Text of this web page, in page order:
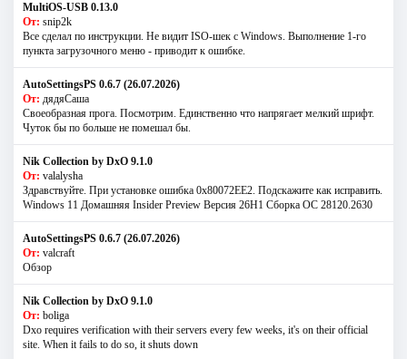
MultiOS-USB 0.13.0
От: snip2k
Все сделал по инструкции. Не видит ISO-шек с Windows. Выполнение 1-го
пункта загрузочного меню - приводит к ошибке.
AutoSettingsPS 0.6.7 (26.07.2026)
От: дядяСаша
Своеобразная прога. Посмотрим. Единственно что напрягает мелкий шрифт.
Чуток бы по больше не помешал бы.
Nik Collection by DxO 9.1.0
От: valalysha
Здравствуйте. При установке ошибка 0х80072EE2. Подскажите как исправить.
Windows 11 Домашняя Insider Preview Версия 26H1 Сборка ОС 28120.2630
AutoSettingsPS 0.6.7 (26.07.2026)
От: valcraft
Обзор
Nik Collection by DxO 9.1.0
От: boliga
Dxo requires verification with their servers every few weeks, it's on their official
site. When it fails to do so, it shuts down